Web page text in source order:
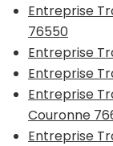
Entreprise
76550
Entreprise
Entreprise
Entreprise
Couronne
Entreprise